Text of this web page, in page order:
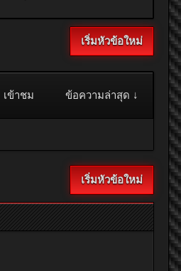
เริ่มหัวข้อใหม่
เข้าชม ข้อความล่าสุด ↓
เริ่มหัวข้อใหม่